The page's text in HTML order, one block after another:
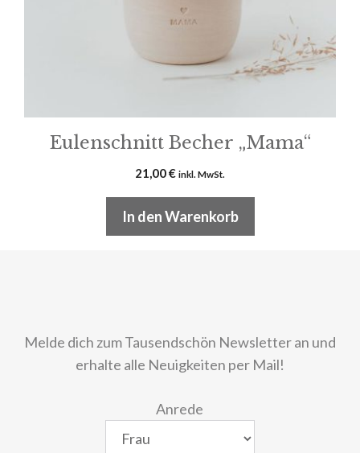
Eulenschnitt Becher „Mama“
21,00€ inkl. MwSt.
In den Warenkorb
Melde dich zum Tausendschön Newsletter an und
erhalte alle Neuigkeiten per Mail!
Anrede